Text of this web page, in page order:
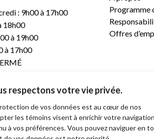
respectons votre vie privée.
de vos données est au cœur de nos
les témoins visent à enrichir votre
à vos préférences. Vous pouvez naviguer en
: 9h00 à 17h00
18h00
à 19h00
à 17h00
8356
Programme
Offres